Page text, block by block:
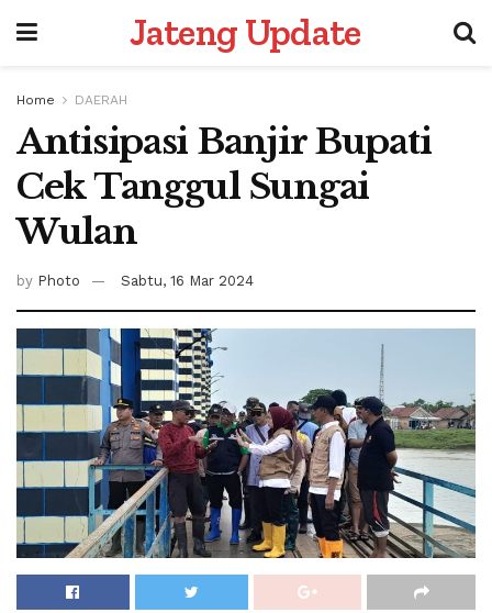
Jateng Update
Home DAERAH
Antisipasi Banjir Bupati
Cek Tanggul Sungai
Wulan
by Photo Sabtu, 16 Mar 2024